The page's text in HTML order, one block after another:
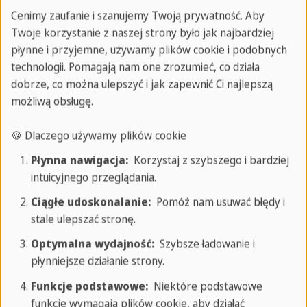
Środa
Rano: kurs hiszpańskiego
Popołudnie
Wieczór: kino*: poćwicz swój hiszpański
oglądając film
Czwartek
Rano: zajęcia
Popołudnie: Zamek Gibralfaro*: odwiedź
mauretański zamek i podziwiaj
Cenimy zaufanie i szanujemy Twoją prywatność. Aby
Twoje korzystanie z naszej strony było jak najbardziej
płynne i przyjemne, używamy plików cookie i podobnych
technologii. Pomagają nam one zrozumieć, co działa
dobrze, co można ulepszyć i jak zapewnić Ci najlepszą
możliwą obsługę.
🍪 Dlaczego używamy plików cookie
Płynna nawigacja:Korzystaj z szybszego i bardziej
intuicyjnego przeglądania.
Ciągłe udoskonalanie:Pomóż nam usuwać błędy i
stale ulepszać stronę.
Optymalna wydajność:Szybsze ładowanie i
płynniejsze działanie strony.
Funkcje podstawowe:Niektóre podstawowe
funkcje wymagają plików cookie, aby działać